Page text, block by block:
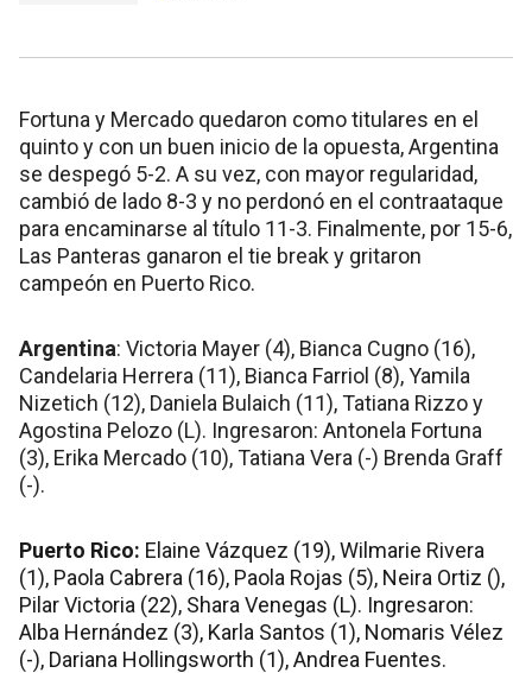
Fortuna y Mercado quedaron como titulares en el
quinto y con un buen inicio de la opuesta, Argentina
se despegó 5-2. A su vez, con mayor regularidad,
cambió de lado 8-3 y no perdonó en el contraataque
para encaminarse al título 11-3. Finalmente, por 15-6,
Las Panteras ganaron el tie break y gritaron
campeón en Puerto Rico.
Argentina: Victoria Mayer (4), Bianca Cugno (16),
Candelaria Herrera (11), Bianca Farriol (8), Yamila
Nizetich (12), Daniela Bulaich (11), Tatiana Rizzo y
Agostina Pelozo (L). Ingresaron: Antonela Fortuna
(3), Erika Mercado (10), Tatiana Vera (-) Brenda Graff
(-).
Puerto Rico: Elaine Vázquez (19), Wilmarie Rivera
(1), Paola Cabrera (16), Paola Rojas (5), Neira Ortiz (),
Pilar Victoria (22), Shara Venegas (L). Ingresaron:
Alba Hernández (3), Karla Santos (1), Nomaris Vélez
(-), Dariana Hollingsworth (1), Andrea Fuentes.